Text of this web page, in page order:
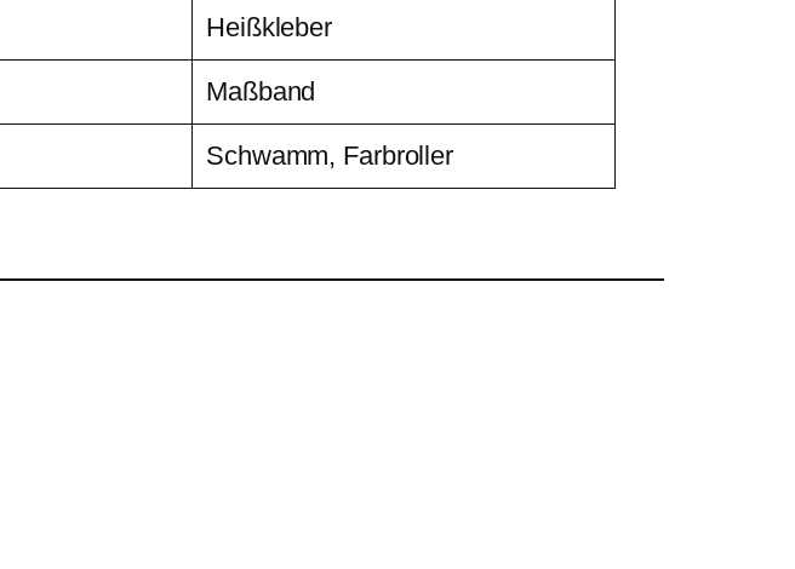
Heißkleber
Maßband
Schwamm, Farbroller